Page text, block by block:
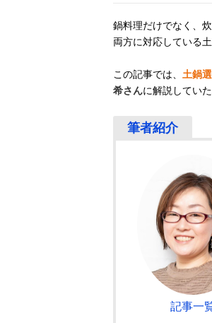
鍋料理だけでなく、
両方に対応している
この記事では、 土鍋
希さんに解説してい
記事一